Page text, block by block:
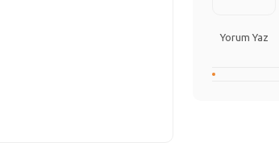
Yorum Yaz